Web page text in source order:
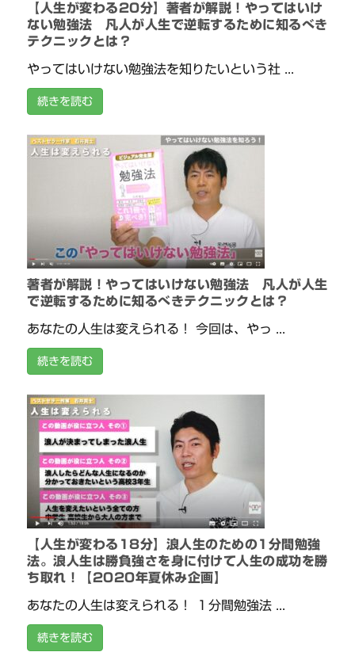
【人生が変わる20分】著者が解説！やってはいけ
ない勉強法 凡人が人生で逆転するために知るべき
テクニックとは？
やってはいけない勉強法を知りたいという社 ...
続きを読む
著者が解説！やってはいけない勉強法 凡人が人生
で逆転するために知るべきテクニックとは？
あなたの人生は変えられる！ 今回は、やっ ...
続きを読む
【人生が変わる18分】浪人生のための1分間勉強
法。浪人生は勝負強さを身に付けて人生の成功を勝
ち取れ！【2020年夏休み企画】
あなたの人生は変えられる！ １分間勉強法 ...
続きを読む